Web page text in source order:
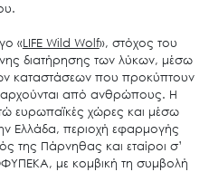
«LIFE Wild Wolf», στόχος του
διατήρησης των λύκων, μέσω
καταστάσεων που προκύπτουν
από ανθρώπους. Η
ευρωπαϊκές χώρες και μέσω
Ελλάδα, περιοχή εφαρμογής
της Πάρνηθας και εταίροι σ’
με κομβική τη συμβολή